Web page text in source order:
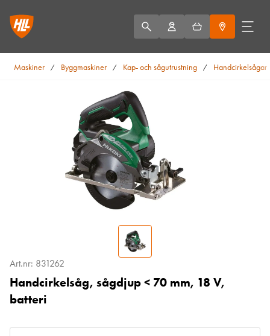
Maskiner / Byggmaskiner / Kap- och sågutrustning / Handcirkelsågar
Art.nr: 831262
Handcirkelsåg, sågdjup < 70 mm, 18 V,
batteri